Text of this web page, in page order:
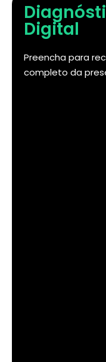
Digital
Preencha para
completo da